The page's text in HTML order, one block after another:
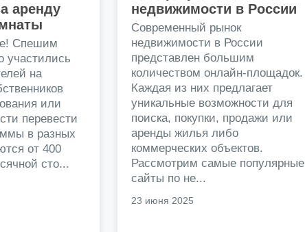
аренду
Спешим
участились
на
или
перевести
в разных
от 400
сто...
недвижимости в России
Современный рынок
недвижимости в России
представлен большим
количеством онлайн-площадок.
Каждая из них предлагает
уникальные возможности для
поиска, покупки, продажи или
аренды жилья либо
коммерческих объектов.
Рассмотрим самые популярные
сайты по не...
23 июня 2025